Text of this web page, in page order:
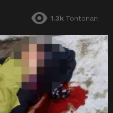
1.3k Tontonan